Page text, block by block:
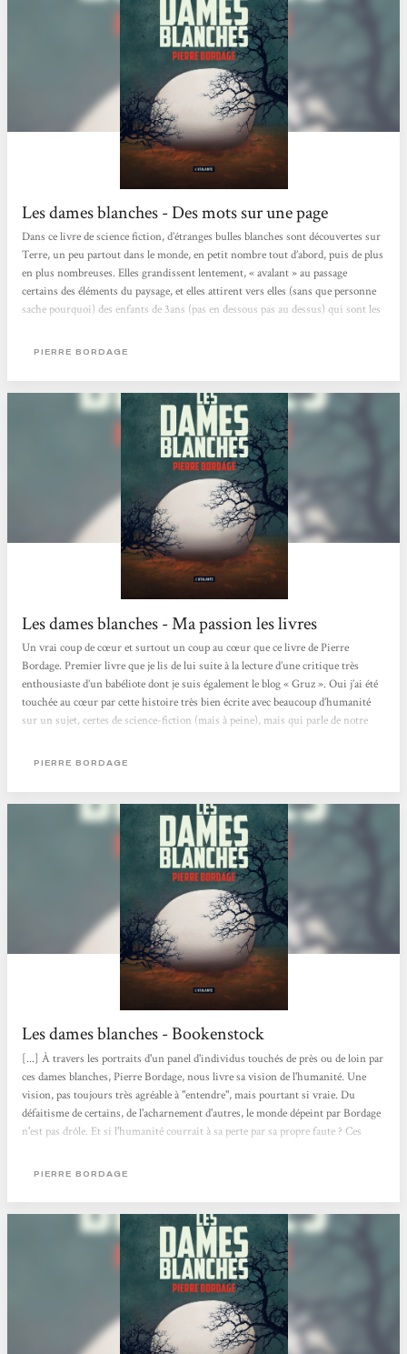
Les dames blanches - Des mots sur une page
Dans ce livre de science fiction, d’étranges bulles blanches sont découvertes sur
Terre, un peu partout dans le monde, en petit nombre tout d’abord, puis de plus
en plus nombreuses. Elles grandissent lentement, « avalant » au passage
certains des éléments du paysage, et elles attirent vers elles (sans que personne
sache pourquoi) des enfants de 3ans (pas en dessous pas au dessus) qui sont les
mettent en tête de les détruire, et s’entêtent dans cette mission, quitte à décider
PIERRE BORDAGE
Les dames blanches - Ma passion les livres
Un vrai coup de cœur et surtout un coup au cœur que ce livre de Pierre
Bordage. Premier livre que je lis de lui suite à la lecture d’une critique très
enthousiaste d’un babéliote dont je suis également le blog « Gruz ». Oui j’ai été
touchée au cœur par cette histoire très bien écrite avec beaucoup d’humanité
sur un sujet, certes de science-fiction (mais à peine), mais qui parle de notre
touchée par cette histoire, les destins des différents...
PIERRE BORDAGE
Les dames blanches - Bookenstock
[...] À travers les portraits d'un panel d'individus touchés de près ou de loin par
ces dames blanches, Pierre Bordage, nous livre sa vision de l'humanité. Une
vision, pas toujours très agréable à "entendre", mais pourtant si vraie. Du
défaitisme de certains, de l'acharnement d'autres, le monde dépeint par Bordage
n'est pas drôle. Et si l'humanité courrait à sa perte par sa propre faute ? Ces
combattre ces dames blanches, d'abord de façon traditionnelle puis en utilisant
PIERRE BORDAGE